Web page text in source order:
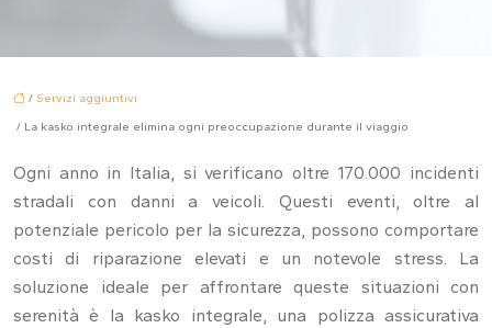
/ Servizi aggiuntivi
/ La kasko integrale elimina ogni preoccupazione durante il viaggio
Ogni anno in Italia, si verificano oltre 170.000 incidenti
stradali con danni a veicoli. Questi eventi, oltre al
potenziale pericolo per la sicurezza, possono comportare
costi di riparazione elevati e un notevole stress. La
soluzione ideale per affrontare queste situazioni con
serenità è la kasko integrale, una polizza assicurativa